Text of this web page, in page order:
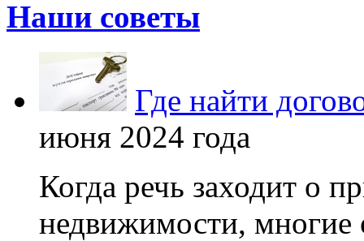
Наши советы
Где найти
июня 2024 года
Когда речь заходит о
недвижимости,